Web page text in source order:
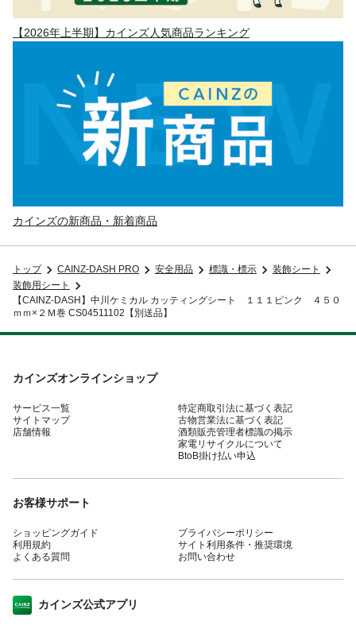
【2026年上半期】カインズ人気商品ランキング
カインズの新商品・新着商品
トップ CAINZ-DASH PRO 安全用品 標識・標示
装飾シート
装飾用シート
【CAINZ-DASH】中川ケミカル カッティングシート １１１ピンク ４５０
ｍｍ×２Ｍ巻 CS04511102【別送品】
カインズオンラインショップ
サービス一覧
サイトマップ
店舗情報
特定商取引法に基づく表記
古物営業法に基づく表記
酒類販売管理者標識の掲示
家電リサイクルについて
BtoB掛け払い申込
お客様サポート
ショッピングガイド
利用規約
よくある質問
プライバシーポリシー
サイト利用条件・推奨環境
お問い合わせ
カインズ公式アプリ